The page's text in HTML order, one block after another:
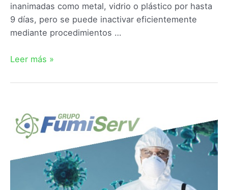
inanimadas como metal, vidrio o plástico por hasta
9 días, pero se puede inactivar eficientemente
mediante procedimientos …
Leer más »
desinfección
Coronavirus
Setenil